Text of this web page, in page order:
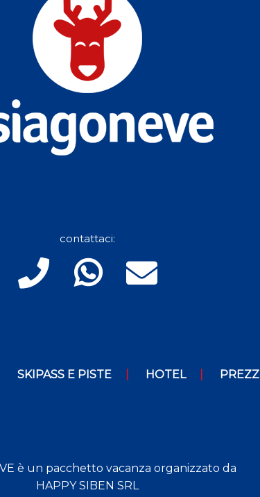
contattaci:
SKIPASS E PISTE HOTEL PREZZI
è un pacchetto vacanza organizzato da
HAPPY SIBEN SRL